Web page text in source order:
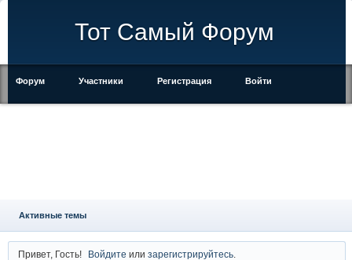
Тот Самый Форум
Форум Участники Регистрация Войти
Активные темы
Привет, Гость! Войдите илизарегистрируйтесь